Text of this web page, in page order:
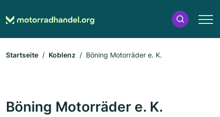
Startseite Koblenz Böning Motorräder e. K.
Böning Motorräder e. K.